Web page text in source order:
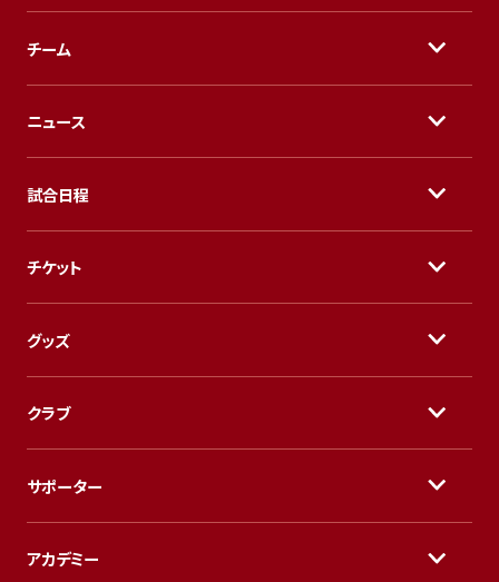
チーム
ニュース
試合日程
チケット
グッズ
クラブ
サポーター
アカデミー